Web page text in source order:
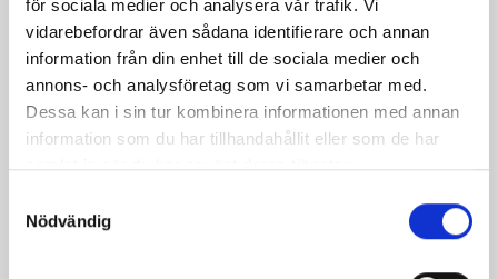
för sociala medier och analysera vår trafik. Vi
vidarebefordrar även sådana identifierare och annan
information från din enhet till de sociala medier och
annons- och analysföretag som vi samarbetar med.
Dessa kan i sin tur kombinera informationen med annan
information som du har tillhandahållit eller som de har
samlat in när du har använt deras tjänster.
Nödvändig
couscoussallad